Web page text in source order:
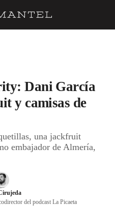
Dani García
y camisas de
una jackfruit
embajador de Almería,
del podcast La Picaeta